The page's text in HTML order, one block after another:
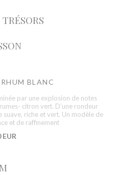
BLANC
par une explosion de notes
citron vert. D’une rondeur
riche et vert. Un modèle de
et de raffinement
EUR